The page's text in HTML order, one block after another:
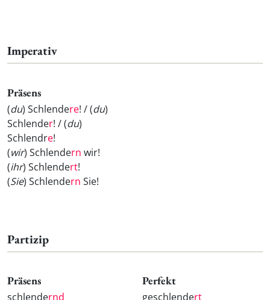
Imperativ
Präsens
(du) Schlendere! / (du)
Schlender! / (du)
Schlendre!
(wir) Schlendern wir!
(ihr) Schlendert!
(Sie) Schlendern Sie!
Partizip
Präsens
schlendernd
Perfekt
geschlendert